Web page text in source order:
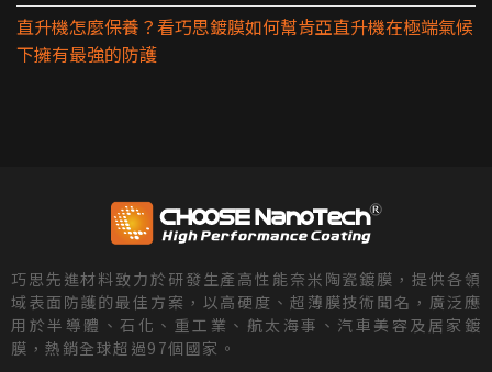
直升機怎麼保養？看巧思鍍膜如何幫肯亞直升機在極端氣候
下擁有最強的防護
巧思先進材料致力於研發生產高性能奈米陶瓷鍍膜，提供各領
域表面防護的最佳方案，以高硬度、超薄膜技術聞名，廣泛應
用於半導體、石化、重工業、航太海事、汽車美容及居家鍍
膜，熱銷全球超過97個國家。